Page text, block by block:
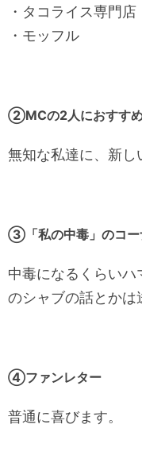
・タコライス専門店
・モッフル
②MCの2人におすすめ
無知な私達に、新し
③「私の中毒」のコー
中毒になるくらい
のシャブの話とかは
④ファンレター
普通に喜びます。